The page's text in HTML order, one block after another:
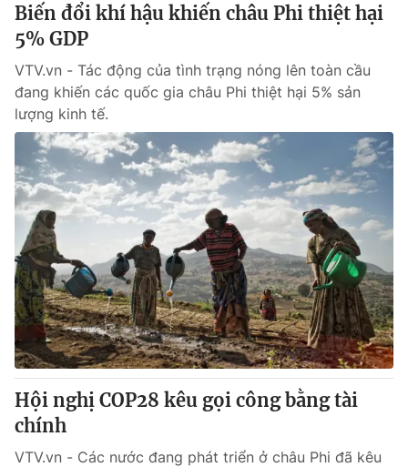
Emagazine Podcast
Photo Infographic
Video
VTV Money VTV Thể thao
VTV Sức khoẻ Bất động sản
Thị trường 24h Tấm lòng Việt
VTV4 Vươn mình bằng AI
VTV9 VTV8
Liên hệ tòa soạn
Biến đổi khí hậu khiến châu Phi thiệt hại
5% GDP
VTV.vn - Tác động của tình trạng nóng lên toàn cầu
đang khiến các quốc gia châu Phi thiệt hại 5% sản
lượng kinh tế.
Hội nghị COP28 kêu gọi công bằng tài
chính
VTV.vn - Các nước đang phát triển ở châu Phi đã kêu